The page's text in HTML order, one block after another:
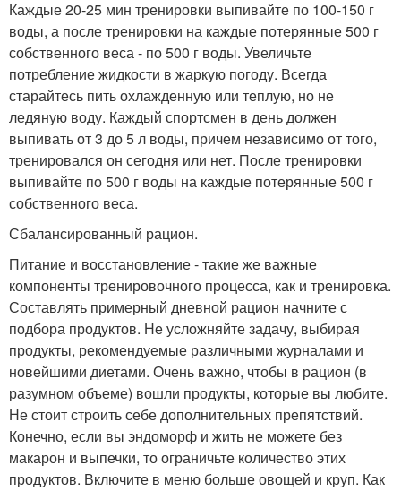
Каждые 20-25 мин тренировки выпивайте по 100-150 г
воды, а после тренировки на каждые потерянные 500 г
собственного веса - по 500 г воды. Увеличьте
потребление жидкости в жаркую погоду. Всегда
старайтесь пить охлажденную или теплую, но не
ледяную воду. Каждый спортсмен в день должен
выпивать от 3 до 5 л воды, причем независимо от того,
тренировался он сегодня или нет. После тренировки
выпивайте по 500 г воды на каждые потерянные 500 г
собственного веса.
Сбалансированный рацион.
Питание и восстановление - такие же важные
компоненты тренировочного процесса, как и тренировка.
Составлять примерный дневной рацион начните с
подбора продуктов. Не усложняйте задачу, выбирая
продукты, рекомендуемые различными журналами и
новейшими диетами. Очень важно, чтобы в рацион (в
разумном объеме) вошли продукты, которые вы любите.
Не стоит строить себе дополнительных препятствий.
Конечно, если вы эндоморф и жить не можете без
макарон и выпечки, то ограничьте количество этих
продуктов. Включите в меню больше овощей и круп. Как